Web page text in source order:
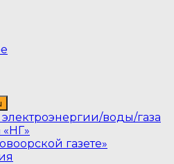
воды/газа
газете»